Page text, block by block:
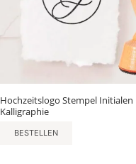
Hochzeitslogo Stempel Initialen
Kalligraphie
BESTELLEN